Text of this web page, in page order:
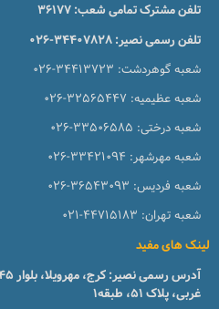
تلفن مشترک تمامی شعب:36177
تلفن رسمی نصیر:026-34407828
شعبه گوهردشت: 026-34413723
شعبه عظیمیه: 026-32565447
شعبه درختی: 026-33506585
شعبه مهرشهر: 026-33421094
شعبه فردیس: 026-36543093
شعبه تهران: 021-44715183
لینک های مفید
غربی، پلاک 51، طبقه1